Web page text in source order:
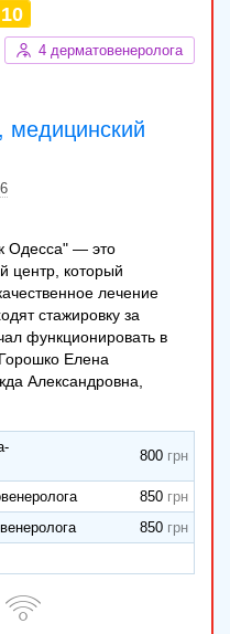
с
медицинский
10
4 дерматовенеролога
Одесса" — это
центр, который
лечение
стажировку за
функционировать в
Елена
Александровна,
800
850
850